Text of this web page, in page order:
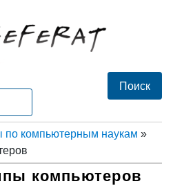
по компьютерным наукам »
компьютеров